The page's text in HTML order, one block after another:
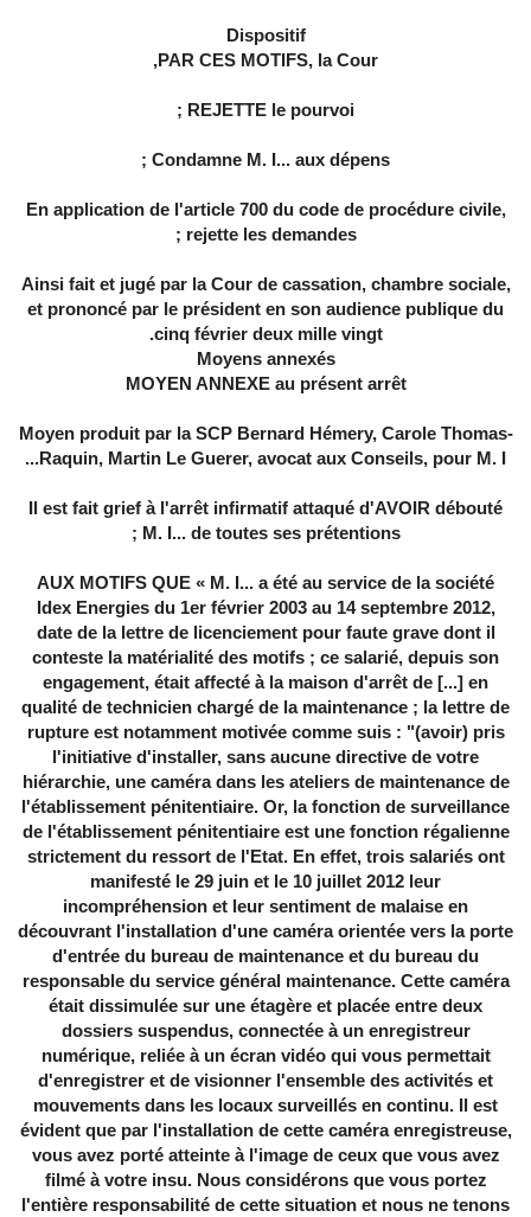
Dispositif
PAR CES MOTIFS, la Cour,
REJETTE le pourvoi ;
Condamne M. I... aux dépens ;
En application de l'article 700 du code de procédure civile,
rejette les demandes ;
Ainsi fait et jugé par la Cour de cassation, chambre sociale,
et prononcé par le président en son audience publique du
cinq février deux mille vingt.
Moyens annexés
MOYEN ANNEXE au présent arrêt
Moyen produit par la SCP Bernard Hémery, Carole Thomas-
Raquin, Martin Le Guerer, avocat aux Conseils, pour M. I...
Il est fait grief à l'arrêt infirmatif attaqué d'AVOIR débouté
M. I... de toutes ses prétentions ;
AUX MOTIFS QUE « M. I... a été au service de la société
Idex Energies du 1er février 2003 au 14 septembre 2012,
date de la lettre de licenciement pour faute grave dont il
conteste la matérialité des motifs ; ce salarié, depuis son
engagement, était affecté à la maison d'arrêt de [...] en
qualité de technicien chargé de la maintenance ; la lettre de
rupture est notamment motivée comme suis : "(avoir) pris
l'initiative d'installer, sans aucune directive de votre
hiérarchie, une caméra dans les ateliers de maintenance de
l'établissement pénitentiaire. Or, la fonction de surveillance
de l'établissement pénitentiaire est une fonction régalienne
strictement du ressort de l'Etat. En effet, trois salariés ont
manifesté le 29 juin et le 10 juillet 2012 leur
incompréhension et leur sentiment de malaise en
découvrant l'installation d'une caméra orientée vers la porte
d'entrée du bureau de maintenance et du bureau du
responsable du service général maintenance. Cette caméra
était dissimulée sur une étagère et placée entre deux
dossiers suspendus, connectée à un enregistreur
numérique, reliée à un écran vidéo qui vous permettait
d'enregistrer et de visionner l'ensemble des activités et
mouvements dans les locaux surveillés en continu. Il est
évident que par l'installation de cette caméra enregistreuse,
vous avez porté atteinte à l'image de ceux que vous avez
filmé à votre insu. Nous considérons que vous portez
l'entière responsabilité de cette situation et nous ne tenons